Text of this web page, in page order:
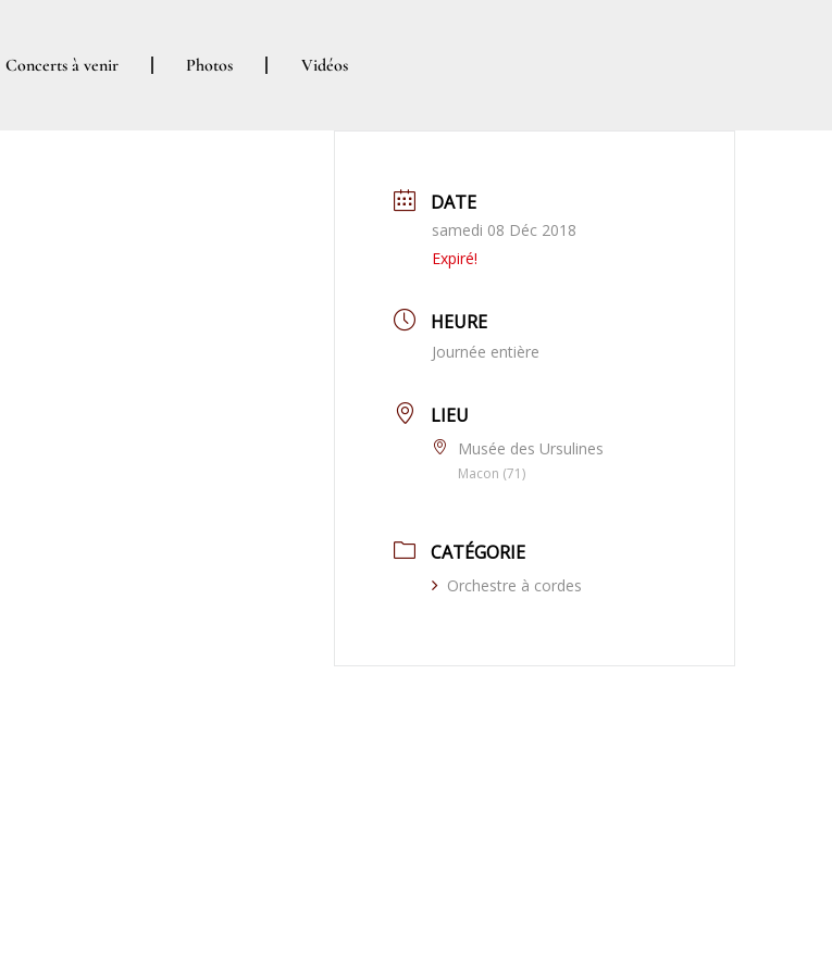
Concerts à venir Photos Vidéos
DATE
samedi 08 Déc 2018
Expiré!
HEURE
Journée entière
LIEU
Musée des Ursulines
Macon (71)
CATÉGORIE
Orchestre à cordes